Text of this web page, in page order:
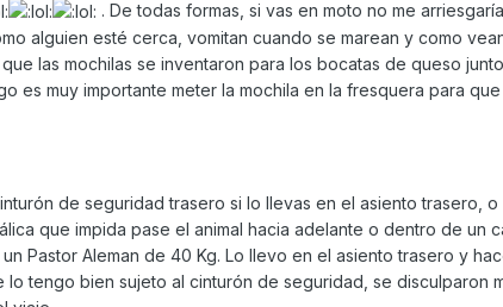
. De todas formas, si vas en moto no me
alguien esté cerca, vomitan cuando se marean y como
las mochilas se inventaron para los bocatas de queso
es muy importante meter la mochila en la fresquera para
de seguridad trasero si lo llevas en el asiento trasero, o
que impida pase el animal hacia adelante o dentro de un
Pastor Aleman de 40 Kg. Lo llevo en el asiento trasero y
lo tengo bien sujeto al cinturón de seguridad, se disculparon